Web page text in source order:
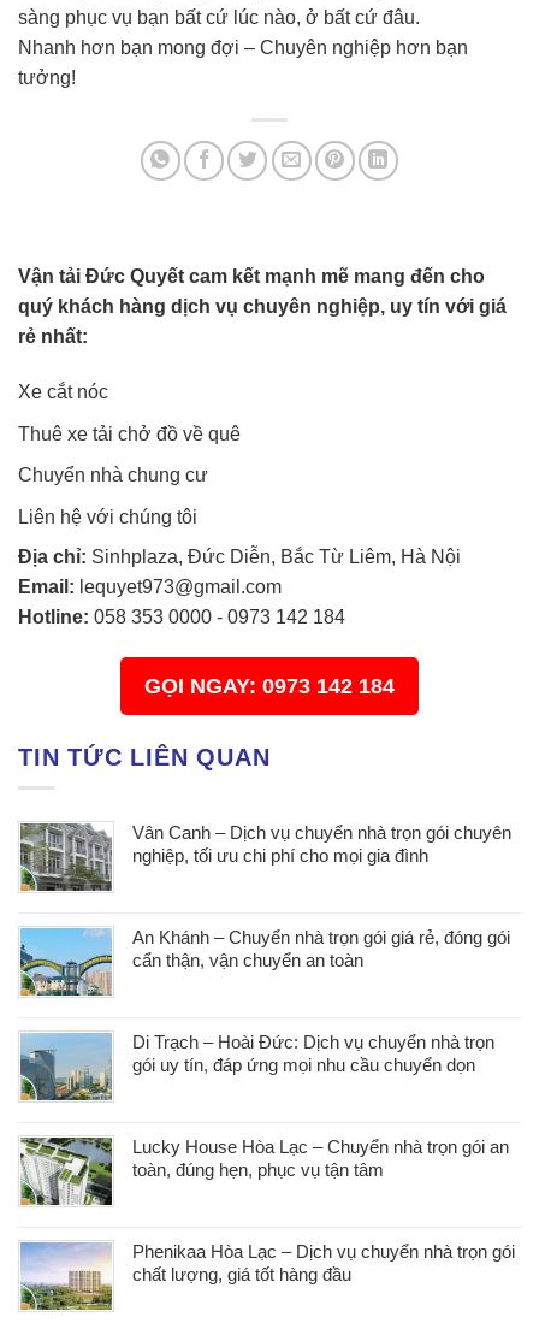
sàng phục vụ bạn bất cứ lúc nào, ở bất cứ đâu.
Nhanh hơn bạn mong đợi – Chuyên nghiệp hơn bạn
tưởng!
Vận tải Đức Quyết cam kết mạnh mẽ mang đến cho
quý khách hàng dịch vụ chuyên nghiệp, uy tín với giá
rẻ nhất:
Xe cắt nóc
Thuê xe tải chở đồ về quê
Chuyển nhà chung cư
Liên hệ với chúng tôi
Địa chỉ: Sinhplaza, Đức Diễn, Bắc Từ Liêm, Hà Nội
Email: lequyet973@gmail.com
Hotline: 058 353 0000 - 0973 142 184
GỌI NGAY: 0973 142 184
TIN TỨC LIÊN QUAN
Vân Canh – Dịch vụ chuyển nhà trọn gói chuyên
nghiệp, tối ưu chi phí cho mọi gia đình
An Khánh – Chuyển nhà trọn gói giá rẻ, đóng gói
cẩn thận, vận chuyển an toàn
Di Trạch – Hoài Đức: Dịch vụ chuyển nhà trọn
gói uy tín, đáp ứng mọi nhu cầu chuyển dọn
Lucky House Hòa Lạc – Chuyển nhà trọn gói an
toàn, đúng hẹn, phục vụ tận tâm
Phenikaa Hòa Lạc – Dịch vụ chuyển nhà trọn gói
chất lượng, giá tốt hàng đầu